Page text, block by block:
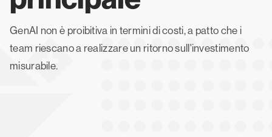
GenAI non è proibitiva in termini di costi, a patto che i
team riescano a realizzare un ritorno sull'investimento
misurabile.